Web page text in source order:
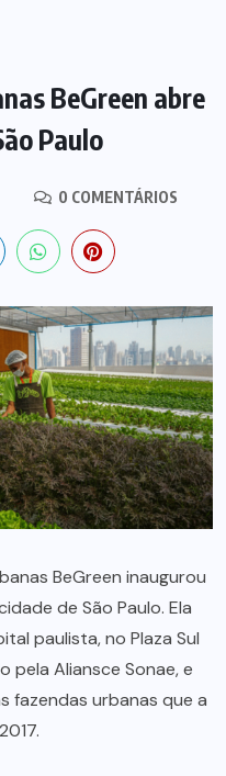
BeGreen abre
Paulo
0 COMENTÁRIOS
BeGreen inaugurou
de São Paulo. Ela
paulista, no Plaza Sul
pela Aliansce Sonae, e
fazendas urbanas que a